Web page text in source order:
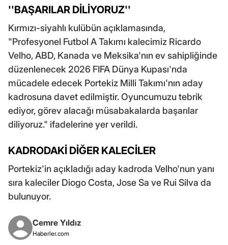
''BAŞARILAR DİLİYORUZ''
Kırmızı-siyahlı kulübün açıklamasında,
"Profesyonel Futbol A Takımı kalecimiz Ricardo
Velho, ABD, Kanada ve Meksika'nın ev sahipliğinde
düzenlenecek 2026 FIFA Dünya Kupası'nda
mücadele edecek Portekiz Milli Takımı'nın aday
kadrosuna davet edilmiştir. Oyuncumuzu tebrik
ediyor, görev alacağı müsabakalarda başarılar
diliyoruz." ifadelerine yer verildi.
KADRODAKİ DİĞER KALECİLER
Portekiz'in açıkladığı aday kadroda Velho'nun yanı
sıra kaleciler Diogo Costa, Jose Sa ve Rui Silva da
bulunuyor.
Cemre Yıldız
Haberler.com